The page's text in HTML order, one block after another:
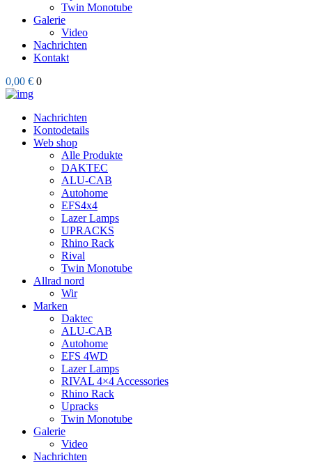
Twin Monotube
Galerie
Video
Nachrichten
Kontakt
0,00 € 0
Nachrichten
Kontodetails
Web shop
Alle Produkte
DAKTEC
ALU-CAB
Autohome
EFS4x4
Lazer Lamps
UPRACKS
Rhino Rack
Rival
Twin Monotube
Allrad nord
Wir
Marken
Daktec
ALU-CAB
Autohome
EFS 4WD
Lazer Lamps
RIVAL 4×4 Accessories
Rhino Rack
Upracks
Twin Monotube
Galerie
Video
Nachrichten